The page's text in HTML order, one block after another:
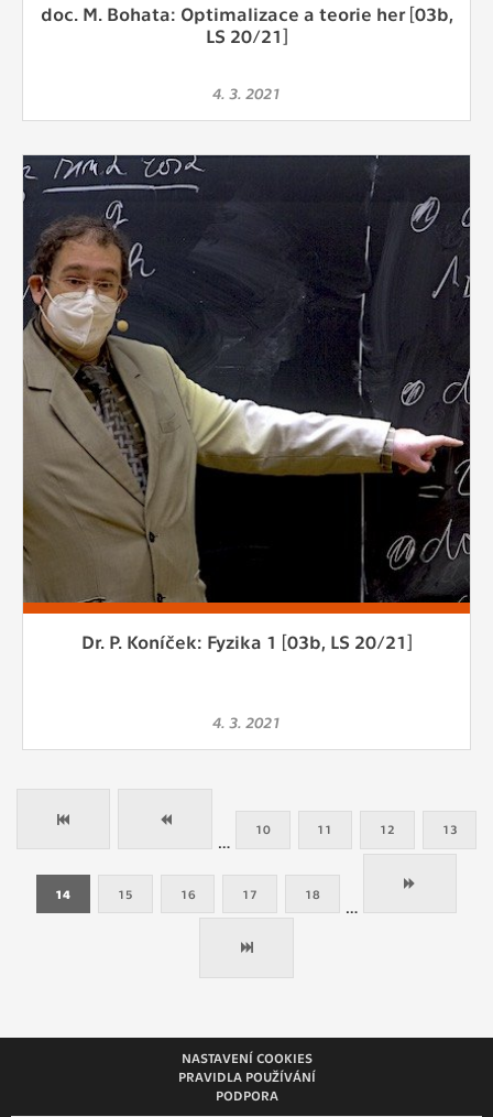
doc. M. Bohata: Optimalizace a teorie her [03b,
LS 20/21]
4. 3. 2021
Dr. P. Koníček: Fyzika 1 [03b, LS 20/21]
4. 3. 2021
…
10 11 12 13
14 15 16 17 18
NASTAVENÍ COOKIES
PRAVIDLA POUŽÍVÁNÍ
PODPORA